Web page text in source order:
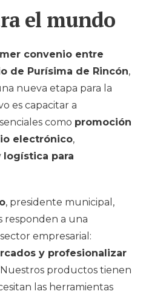
el mundo
convenio entre
de Purísima de Rincón,
nueva etapa para la
es capacitar a
como promoción
electrónico,
logística para
, presidente municipal,
responden a una
empresarial:
y profesionalizar
productos tienen
las herramientas